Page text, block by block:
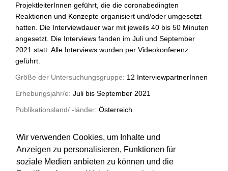
Wir verwenden Cookies, um Inhalte und
Anzeigen zu personalisieren, Funktionen für
soziale Medien anbieten zu können und die
ProjektleiterInnen geführt, die die coronabedingten
Reaktionen und Konzepte organisiert und/oder umgesetzt
hatten. Die Interviewdauer war mit jeweils 40 bis 50 Minuten
angesetzt. Die Interviews fanden im Juli und September
2021 statt. Alle Interviews wurden per Videokonferenz
geführt.
Größe der Untersuchungsgruppe: 12 InterviewpartnerInnen
Erhebungsjahr/e: Juli bis September 2021
Publikationsland/ -länder: Österreich